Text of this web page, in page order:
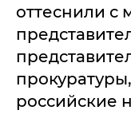
оттеснили с
российские